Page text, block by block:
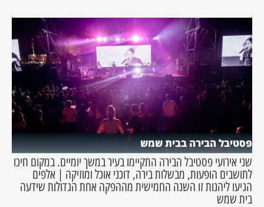
פסטיבל הבירה בבית שמש
שני אירועי פסטיבל הבירה התקיימו בעיר במשך יומיים. במקום חיכו
לתושבים הופעות, מבשלות בירה, דוכני אוכל ומוזיקה | אלפים
הגיעו ליהנות זו השנה החמישית מההפקה אחת הגדולות שידעה
בית שמש